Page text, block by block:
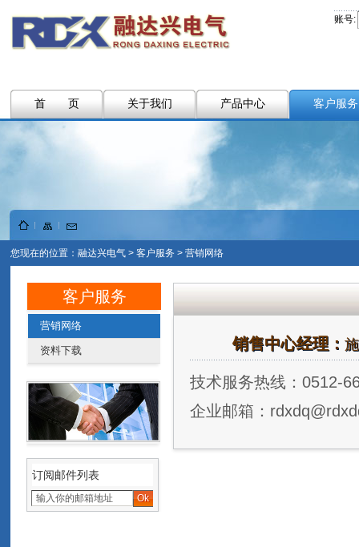
账号:
首 页 关于我们 产品中心 客户服务
您现在的位置： 融达兴电气 > 客户服务 > 营销网络
客户服务
营销网络
资料下载
订阅邮件列表
销售中心经理：
技术服务热线：0512-
企业邮箱：